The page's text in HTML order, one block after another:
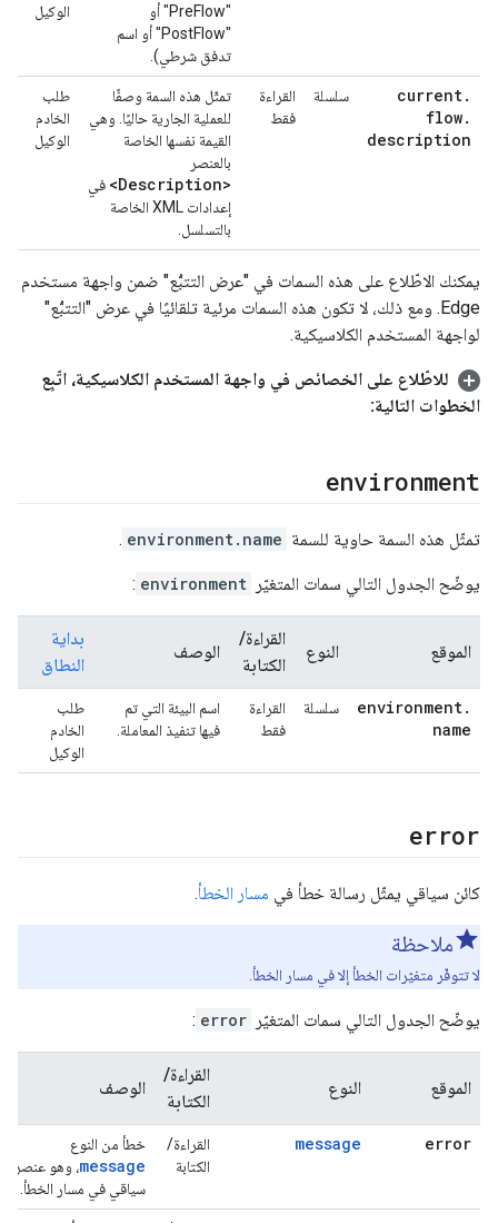
"PreFlow" أو
"PostFlow" أو اسم
تدفق شرطي).
الوكيل
current.
flow.
description
سلسلة
القراءة
فقط
تمثّل هذه السمة وصفًا
للعملية الجارية حاليًا. وهي
القيمة نفسها الخاصة
بالعنصر
<Description> في
إعدادات XML الخاصة
بالتسلسل.
طلب
الخادم
الوكيل
يمكنك الاطّلاع على هذه السمات في "عرض التتبُّع" ضمن واجهة مستخدم
Edge. ومع ذلك، لا تكون هذه السمات مرئية تلقائيًا في عرض "التتبُّع"
لواجهة المستخدم الكلاسيكية.
للاطّلاع على الخصائص في واجهة المستخدم الكلاسيكية، اتّبِع
الخطوات التالية:
environment
تمثّل هذه السمة حاوية للسمة environment.name
.
يوضّح الجدول التالي سمات المتغيّر environment
:
الموقع النوع
القراءة/
الكتابة
الوصف
بداية
النطاق
environment.
name
سلسلة
القراءة
فقط
اسم البيئة التي تم
فيها تنفيذ المعاملة.
طلب
الخادم
الوكيل
error
كائن سياقي يمثّل رسالة خطأ في مسار الخطأ.
ملاحظة
لا تتوفّر متغيّرات الخطأ إلا في مسار الخطأ.
يوضّح الجدول التالي سمات المتغيّر error
:
الموقع النوع
القراءة/
الكتابة
الوصف
error
message
القراءة/
الكتابة
خطأ من النوع
message، وهو عنصر
سياقي في مسار الخطأ.